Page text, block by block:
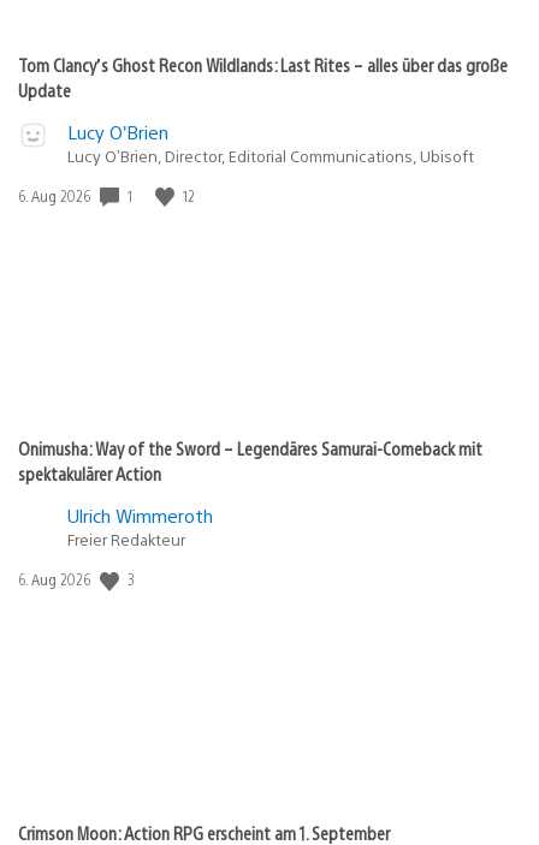
Tom Clancy’s Ghost Recon Wildlands: Last Rites – alles über das große
Update
Lucy O’Brien
Lucy O’Brien, Director, Editorial Communications, Ubisoft
Veröffentlichungsdatum:
6. Aug 2026 1 12
Onimusha: Way of the Sword – Legendäres Samurai-Comeback mit
spektakulärer Action
Ulrich Wimmeroth
Freier Redakteur
Veröffentlichungsdatum:
6. Aug 2026 3
Crimson Moon: Action RPG erscheint am 1. September